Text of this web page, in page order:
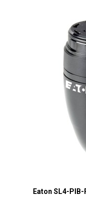
Eaton SL4-